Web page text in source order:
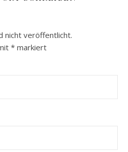
nicht veröffentlicht.
* markiert